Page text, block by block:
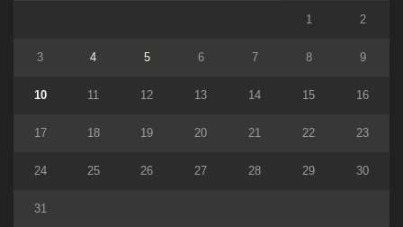
1 2
3 4 5 6 7 8 9
10 11 12 13 14 15 16
17 18 19 20 21 22 23
24 25 26 27 28 29 30
31